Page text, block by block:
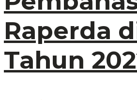
Raperda
Tahun